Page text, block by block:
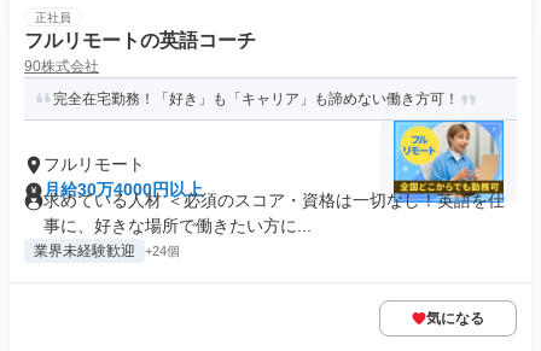
正社員
フルリモートの英語コーチ
90株式会社
完全在宅勤務！「好き」も「キャリア」も諦めない働き方可！
フルリモート
月給30万4000円以上
求めている人材 ＜必須のスコア・資格は一切なし！英語を仕
事に、好きな場所で働きたい方に...
業界未経験歓迎 +24個
気になる